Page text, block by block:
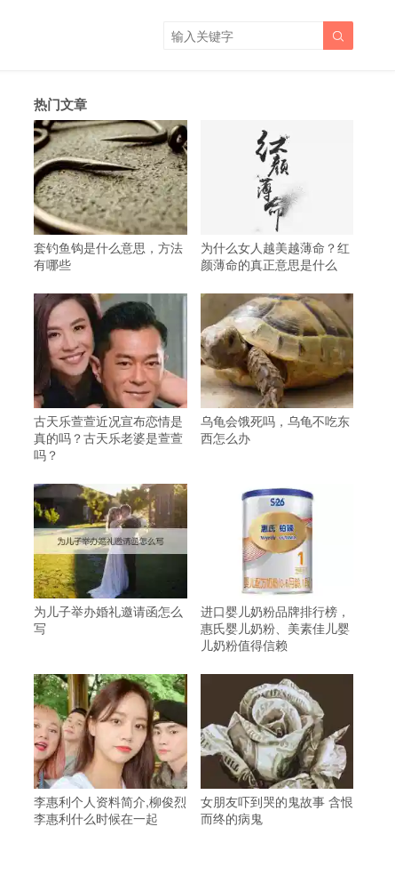

热门文章
套钓鱼钩是什么意思，方法
有哪些
为什么女人越美越薄命？红
颜薄命的真正意思是什么
古天乐萱萱近况宣布恋情是
真的吗？古天乐老婆是萱萱
吗？
乌龟会饿死吗，乌龟不吃东
西怎么办
为儿子举办婚礼邀请函怎么
写
进口婴儿奶粉品牌排行榜，
惠氏婴儿奶粉、美素佳儿婴
儿奶粉值得信赖
李惠利个人资料简介,柳俊烈
李惠利什么时候在一起
女朋友吓到哭的鬼故事 含恨
而终的病鬼